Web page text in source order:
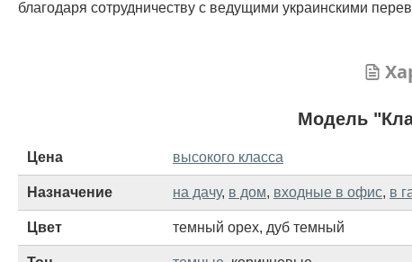
благодаря сотрудничеству с ведущими украинскими
Модель
Цена высокого класса
Назначение на дачу, в дом, входные в офис, в
Цвет темный орех, дуб темный